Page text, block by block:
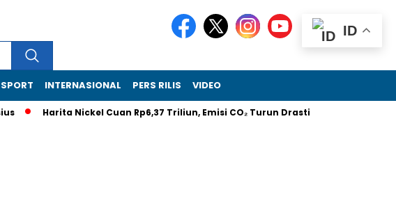
SPORT INTERNASIONAL PERS RILIS VIDEO
Harita Nickel Cuan Rp6,37 Triliun, Emisi CO₂ Turun Drastis
ID